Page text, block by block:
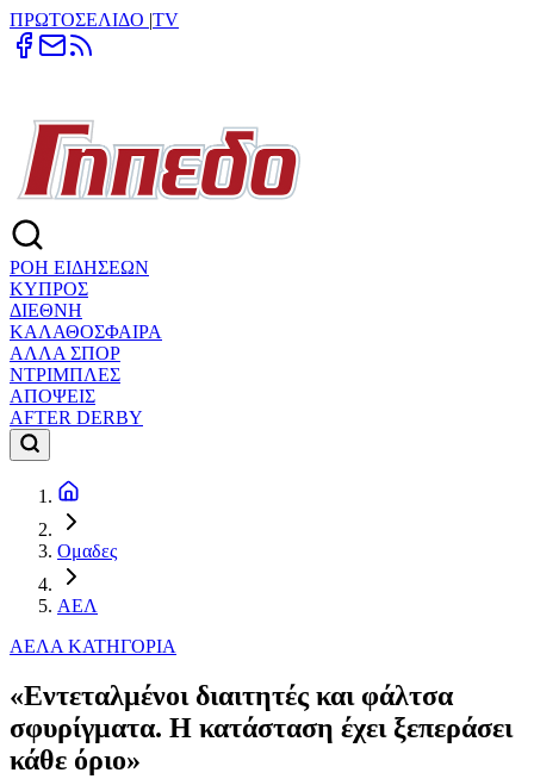
ΠΡΩΤΟΣΕΛΙΔΟ |TV
ΡΟΗ ΕΙΔΗΣΕΩΝ
ΚΥΠΡΟΣ
ΔΙΕΘΝΗ
ΚΑΛΑΘΟΣΦΑΙΡΑ
ΑΛΛΑ ΣΠΟΡ
ΝΤΡΙΜΠΛΕΣ
ΑΠΟΨΕΙΣ
AFTER DERBY
Ομαδες
ΑΕΛ
ΑΕΛΑ ΚΑΤΗΓΟΡΙΑ
«Εντεταλμένοι διαιτητές και φάλτσα
σφυρίγματα. Η κατάσταση έχει ξεπεράσει
κάθε όριο»